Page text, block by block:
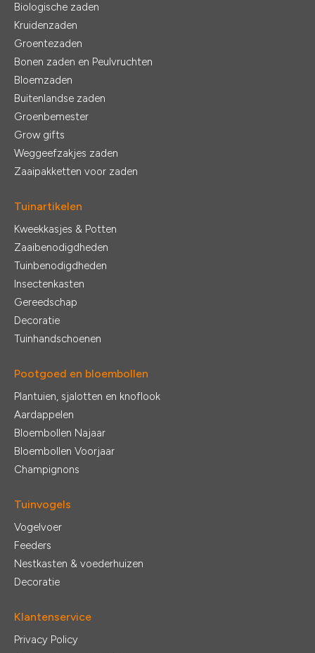
Biologische zaden
Kruidenzaden
Groentezaden
Bonen zaden en Peulvruchten
Bloemzaden
Buitenlandse zaden
Groenbemester
Grow gifts
Weggeefzakjes zaden
Zaaipakketten voor zaden
Tuinartikelen
Kweekkasjes & Potten
Zaaibenodigdheden
Tuinbenodigdheden
Insectenkasten
Gereedschap
Decoratie
Tuinhandschoenen
Pootgoed en bloembollen
Plantuien, sjalotten en knoflook
Aardappelen
Bloembollen Najaar
Bloembollen Voorjaar
Champignons
Tuinvogels
Vogelvoer
Feeders
Nestkasten & voederhuizen
Decoratie
Klantenservice
Privacy Policy